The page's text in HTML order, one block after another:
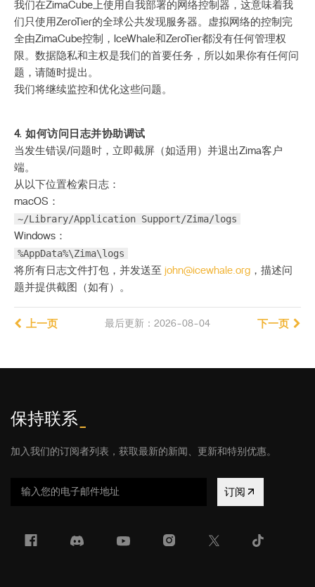
我们在ZimaCube上使用自我部署的网络控制器，这意味着我
们只使用ZeroTier的全球公共发现服务器。虚拟网络的控制完
全由ZimaCube控制，IceWhale和ZeroTier都没有任何管理权
限。数据隐私和主权是我们的首要任务，所以如果你有任何问
题，请随时提出。
我们将继续监控和优化这些问题。
4. 如何访问日志并协助调试
当发生错误/问题时，立即截屏（如适用）并退出Zima客户
端。
从以下位置检索日志：
macOS：
~/Library/Application Support/Zima/logs
Windows：
%AppData%\Zima\logs
将所有日志文件打包，并发送至 john@icewhale.org ，描述问
题并提供截图（如有）。
最后更新：2026-08-04
上一页 下一页
保持联系
加入我们的订阅者列表，获取最新的新闻、更新和特别优惠。
订阅